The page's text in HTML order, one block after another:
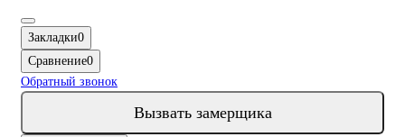
Закладки0
Сравнение0
Обратный звонок
Вызвать замерщика